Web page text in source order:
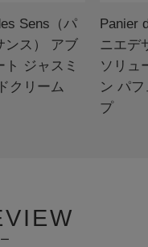
Sens（パ
ンス） アブ
ト ジャスミ
クリーム
Panier
ニエデ
ソリュ
ン パ
プ